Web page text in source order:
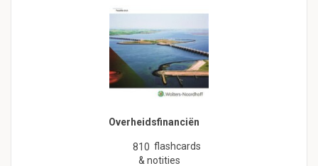
Overheidsfinanciën
810 flashcards
& notities